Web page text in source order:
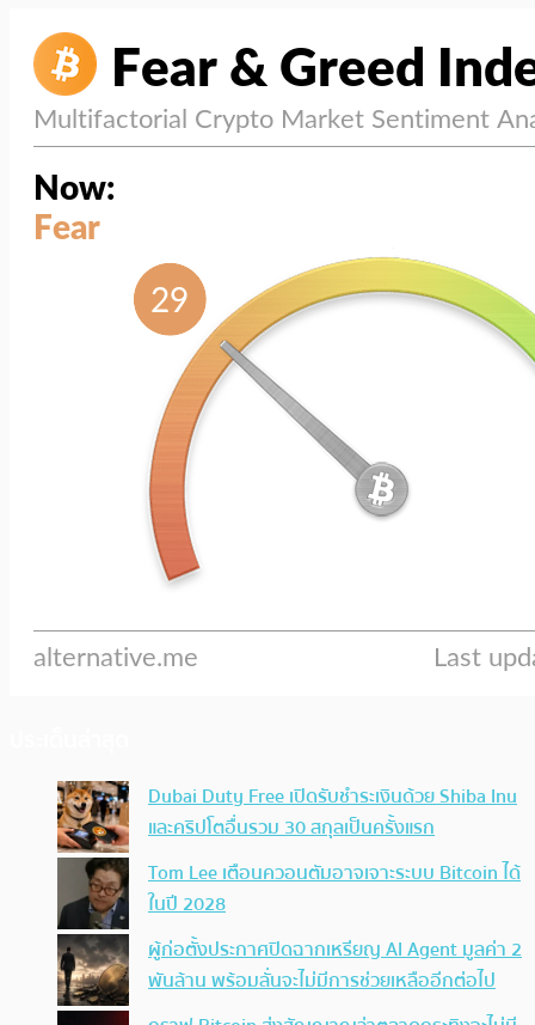
Dubai Duty Free เปิดรับชำระเงินด้วย Shiba Inu
และคริปโตอื่นรวม 30 สกุลเป็นครั้งแรก
Tom Lee เตือนควอนตัมอาจเจาะระบบ Bitcoin ได้
ในปี 2028
ผู้ก่อตั้งประกาศปิดฉากเหรียญ AI Agent มูลค่า 2
พันล้าน พร้อมลั่นจะไม่มีการช่วยเหลืออีกต่อไป